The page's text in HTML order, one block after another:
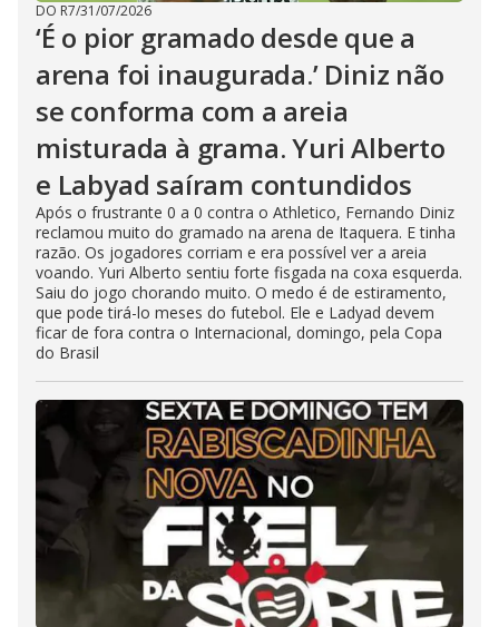
DO R7/31/07/2026
‘É o pior gramado desde que a
arena foi inaugurada.’ Diniz não
se conforma com a areia
misturada à grama. Yuri Alberto
e Labyad saíram contundidos
Após o frustrante 0 a 0 contra o Athletico, Fernando Diniz
reclamou muito do gramado na arena de Itaquera. E tinha
razão. Os jogadores corriam e era possível ver a areia
voando. Yuri Alberto sentiu forte fisgada na coxa esquerda.
Saiu do jogo chorando muito. O medo é de estiramento,
que pode tirá-lo meses do futebol. Ele e Ladyad devem
ficar de fora contra o Internacional, domingo, pela Copa
do Brasil